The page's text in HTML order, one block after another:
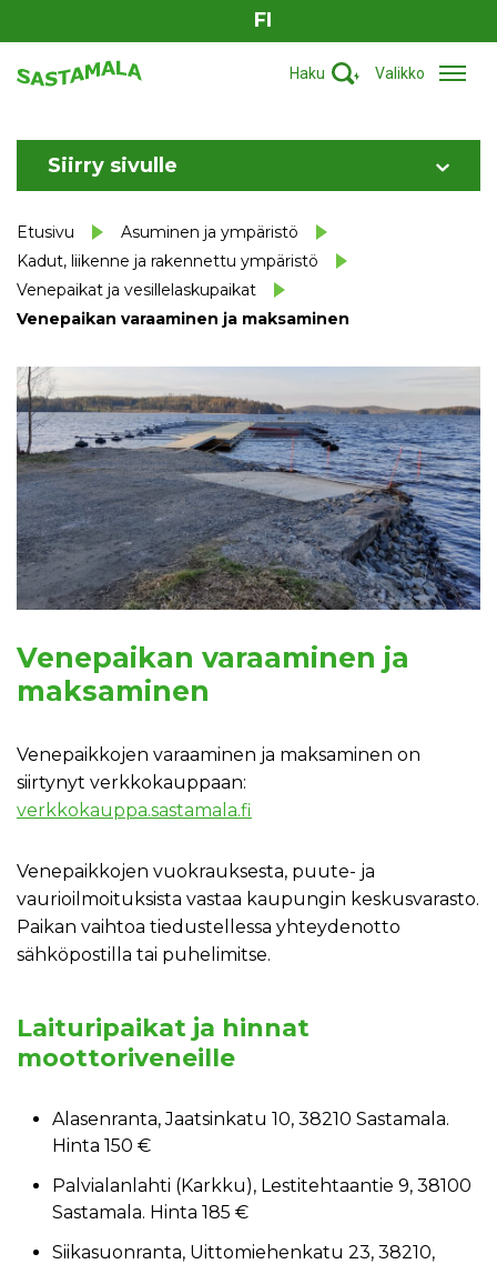
FI
Haku Valikko
Etusivu
Asuminen ja ympäristö
Kadut, liikenne ja rakennettu ympäristö
Venepaikat ja vesillelaskupaikat
Venepaikan varaaminen ja maksaminen
Siirry sivulle
Venepaikan varaaminen ja
maksaminen
Venepaikkojen varaaminen ja maksaminen on
siirtynyt verkkokauppaan:
verkkokauppa.sastamala.fi
Venepaikkojen vuokrauksesta, puute- ja
vaurioilmoituksista vastaa kaupungin keskusvarasto.
Paikan vaihtoa tiedustellessa yhteydenotto
sähköpostilla tai puhelimitse.
Laituripaikat ja hinnat
moottoriveneille
Alasenranta, Jaatsinkatu 10, 38210 Sastamala.
Hinta 150 €
Palvialanlahti (Karkku), Lestitehtaantie 9, 38100
Sastamala. Hinta 185 €
Siikasuonranta, Uittomiehenkatu 23, 38210,